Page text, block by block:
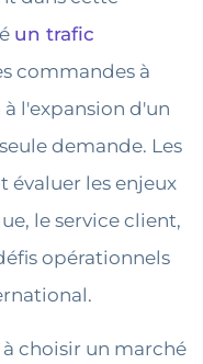
un trafic
commandes à
l'expansion d'un
demande. Les
évaluer les enjeux
le service client,
opérationnels
choisir un marché